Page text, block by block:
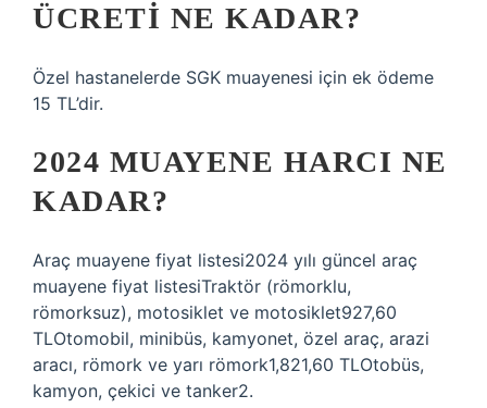
ÜCRETI NE KADAR?
Özel hastanelerde SGK muayenesi için ek ödeme
15 TL’dir.
2024 MUAYENE HARCI NE
KADAR?
Araç muayene fiyat listesi2024 yılı güncel araç
muayene fiyat listesiTraktör (römorklu,
römorksuz), motosiklet ve motosiklet927,60
TLOtomobil, minibüs, kamyonet, özel araç, arazi
aracı, römork ve yarı römork1,821,60 TLOtobüs,
kamyon, çekici ve tanker2.